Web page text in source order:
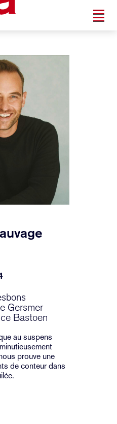
Gersmer
Bastoen
au suspens
prouve une
de conteur dans